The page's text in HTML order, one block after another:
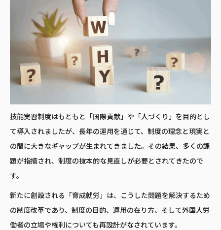
技能実習制度はもともと「国際貢献」や「人づくり」を目的とし
て導入されましたが、長年の運用を通じて、制度の理念と現実と
の間に大きなギャップが生まれてきました。その結果、多くの課
題が指摘され、制度の抜本的な見直しが必要とされてきたので
す。
新たに創設される「育成就労」は、こうした問題を解決するため
の制度改革であり、制度の目的、運用の在り方、そして外国人労
働者の立場や権利についても再設計がなされています。